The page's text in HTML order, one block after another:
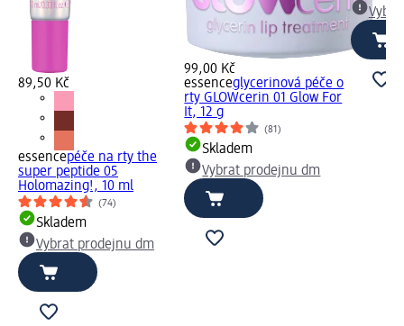
89,50 Kč
essencepéče na rty the
super peptide 05
Holomazing!, 10 ml
(74)
Skladem
Vybrat prodejnu dm
99,00 Kč
essenceglycerinová péče o
rty GLOWcerin 01 Glow For
It, 12 g
(81)
Skladem
Vybrat prodejnu dm